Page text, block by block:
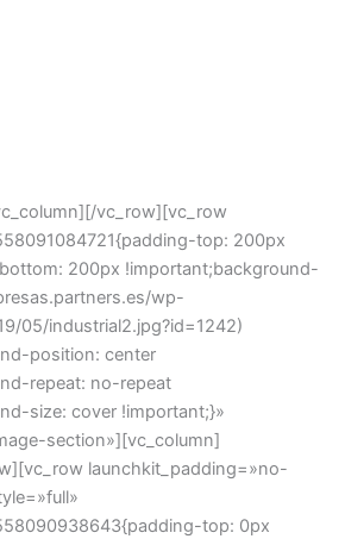
vc_row][vc_row
top: 200px
200px !important;background-
wp-
05/industrial2.jpg?id=1242)
position: center
repeat: no-repeat
size: cover !important;}»
section»][vc_column]
launchkit_padding=»no-
top: 0px